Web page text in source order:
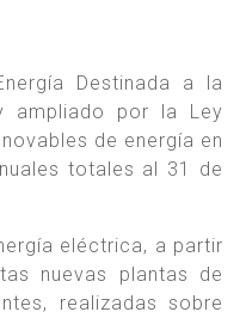
Destinada a la
ampliado por la Ley
de energía en
totales al 31 de
eléctrica, a partir
nuevas plantas de
realizadas sobre